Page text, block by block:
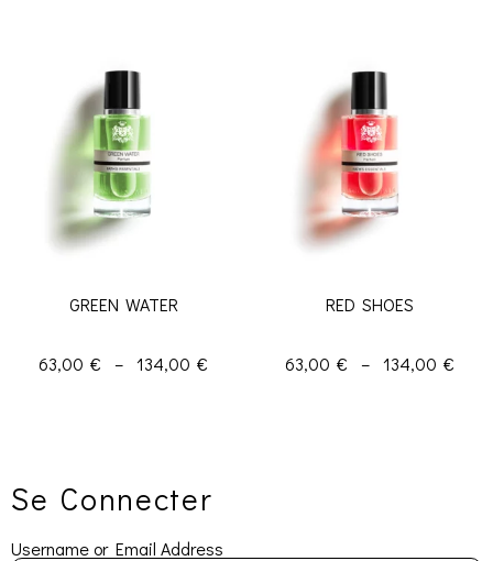
GREEN WATER
63,00 € – 134,00 €
RED SHOES
63,00 € – 134,00 €
Se Connecter
Username or Email Address